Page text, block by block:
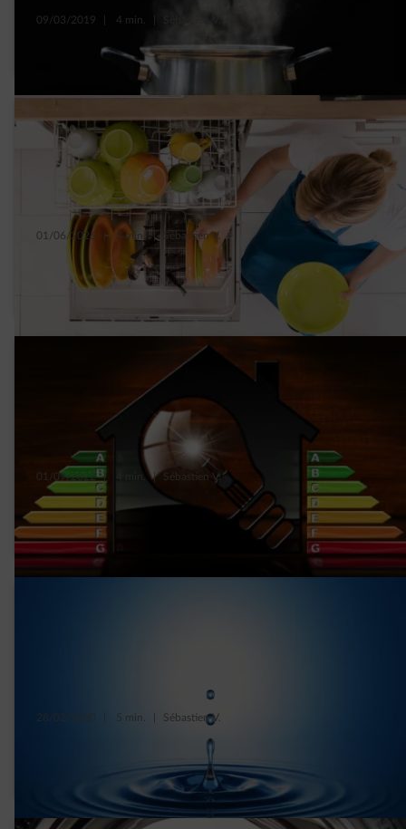
09/03/2019 4 min.
5 mythes over energieverbruik doorbroken
01/06/2026 3 min. | Sébastien V.
5 slimme tips om het verbruik van je
afwasmachine te verminderen
01/09/2022 | | Sébastien V.
Energieverslinders in je woning opsporen
en je verbruik verminderen
28/02/2020 5 min. Sébastien V.
Waterverbruik, wat is waar en wat is niet